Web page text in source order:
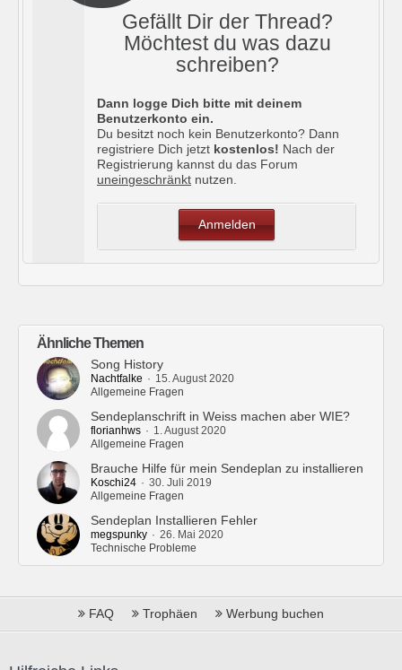
ul.nav#headnav {
    margin: 0 auto;
    padding: 0;
    list-style-type: none;
ul.nav#headnav li {
    float: left;
    border-right: 1px solid #66
6;
}
ul.nav#headnav li a {
    display: block;
    color: #FFF;
    text-decoration: none;
}
ul.nav#headnav li span#headline
{
    display: block;
    font-size: 18px;
    color: #FFF;
    font-weight: 700;
    padding: 12px 25px;
}
ul.nav#headnav li a:hover:not(.a
Gefällt Dir der Thread?
Möchtest du was dazu
schreiben?
Dann logge Dich bitte mit deinem
Benutzerkonto ein.
Du besitzt noch kein Benutzerkonto? Dann
registriere Dich jetzt kostenlos! Nach der
Registrierung kannst du das Forum
uneingeschränkt nutzen.
Anmelden
Ähnliche Themen
Song History
Nachtfalke
15. August 2020
Allgemeine Fragen
Sendeplanschrift in Weiss machen aber WIE?
florianhws
1. August 2020
Allgemeine Fragen
Brauche Hilfe für mein Sendeplan zu installieren
Koschi24
30. Juli 2019
Allgemeine Fragen
Sendeplan Installieren Fehler
megspunky
26. Mai 2020
Technische Probleme
FAQ Trophäen Werbung buchen